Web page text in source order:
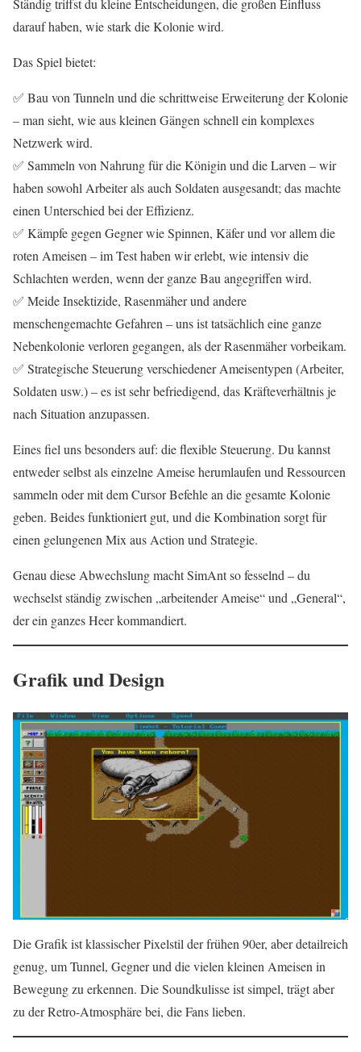
Ständig triffst du kleine Entscheidungen, die großen Einfluss
darauf haben, wie stark die Kolonie wird.
Das Spiel bietet:
✅ Bau von Tunneln und die schrittweise Erweiterung der Kolonie
– man sieht, wie aus kleinen Gängen schnell ein komplexes
Netzwerk wird.
✅ Sammeln von Nahrung für die Königin und die Larven – wir
haben sowohl Arbeiter als auch Soldaten ausgesandt; das machte
einen Unterschied bei der Effizienz.
✅ Kämpfe gegen Gegner wie Spinnen, Käfer und vor allem die
roten Ameisen – im Test haben wir erlebt, wie intensiv die
Schlachten werden, wenn der ganze Bau angegriffen wird.
✅ Meide Insektizide, Rasenmäher und andere
menschengemachte Gefahren – uns ist tatsächlich eine ganze
Nebenkolonie verloren gegangen, als der Rasenmäher vorbeikam.
✅ Strategische Steuerung verschiedener Ameisentypen (Arbeiter,
Soldaten usw.) – es ist sehr befriedigend, das Kräfteverhältnis je
nach Situation anzupassen.
Eines fiel uns besonders auf: die flexible Steuerung. Du kannst
entweder selbst als einzelne Ameise herumlaufen und Ressourcen
sammeln oder mit dem Cursor Befehle an die gesamte Kolonie
geben. Beides funktioniert gut, und die Kombination sorgt für
einen gelungenen Mix aus Action und Strategie.
Genau diese Abwechslung macht SimAnt so fesselnd – du
wechselst ständig zwischen „arbeitender Ameise“ und „General“,
der ein ganzes Heer kommandiert.
Grafik und Design
Die Grafik ist klassischer Pixelstil der frühen 90er, aber detailreich
genug, um Tunnel, Gegner und die vielen kleinen Ameisen in
Bewegung zu erkennen. Die Soundkulisse ist simpel, trägt aber
zu der Retro-Atmosphäre bei, die Fans lieben.